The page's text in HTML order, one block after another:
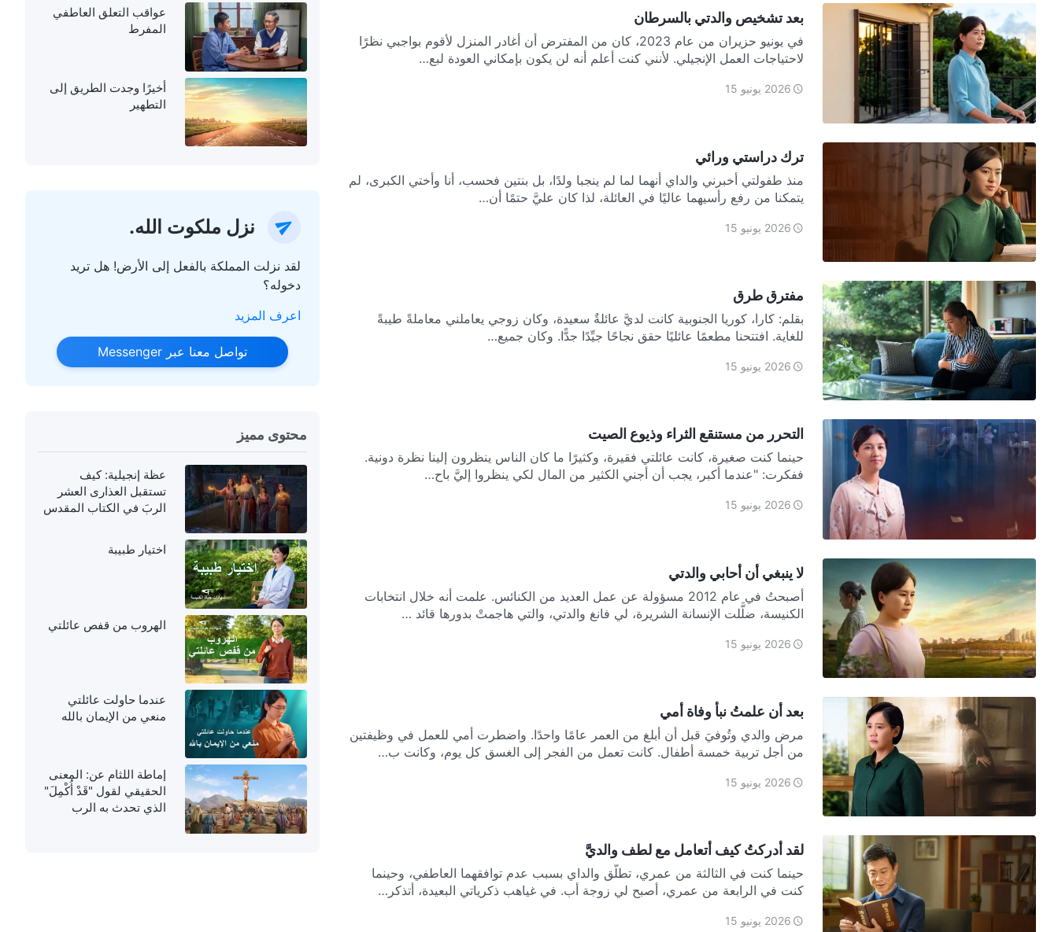
بعد تشخيص والدتي بالسرطان
في يونيو حزيران من عام 2023، كان من المفترض أن أغادر المنزل لأقوم بواجبي نظرًا
لاحتياجات العمل الإنجيلي. لأنني كنت أعلم أنه لن يكون بإمكاني العودة لبع…
2026 يونيو 15
ترك دراستي ورائي
منذ طفولتي أخبرني والداي أنهما لما لم ينجبا ولدًا، بل بنتين فحسب، أنا وأختي الكبرى، لم
يتمكنا من رفع رأسيهما عاليًا في العائلة، لذا كان عليَّ حتمًا أن…
2026 يونيو 15
مفترق طرق
بقلم: كارا، كوريا الجنوبية كانت لديَّ عائلةٌ سعيدة، وكان زوجي يعاملني معاملةً طيبةً
للغاية. افتتحنا مطعمًا عائليًا حقق نجاحًا جيِّدًا جدًّا. وكان جميع…
2026 يونيو 15
التحرر من مستنقع الثراء وذيوع الصيت
حينما كنت صغيرة، كانت عائلتي فقيرة، وكثيرًا ما كان الناس ينظرون إلينا نظرة دونية.
ففكرت: "عندما أكبر، يجب أن أجني الكثير من المال لكي ينظروا إليَّ باح…
2026 يونيو 15
لا ينبغي أن أحابي والدتي
أصبحتُ في عام 2012 مسؤولة عن عمل العديد من الكنائس. علمت أنه خلال انتخابات
الكنيسة، ضلَّلت الإنسانة الشريرة، لي فانغ والدتي، والتي هاجمتْ بدورها قائد …
2026 يونيو 15
بعد أن علمتُ نبأ وفاة أمي
مرض والدي وتُوفيَ قبل أن أبلغ من العمر عامًا واحدًا. واضطرت أمي للعمل في وظيفتين
من أجل تربية خمسة أطفال. كانت تعمل من الفجر إلى الغسق كل يوم، وكانت ب…
2026 يونيو 15
لقد أدركتُ كيف أتعامل مع لطف والديَّ
حينما كنت في الثالثة من عمري، تطلَّق والداي بسبب عدم توافقهما العاطفي، وحينما
كنت في الرابعة من عمري، أصبح لي زوجة أب. في غياهب ذكرياتي البعيدة، أتذكر…
2026 يونيو 15
عواقب التعلق العاطفي
المفرط
أخيرًا وجدت الطريق إلى
التطهير
نزل ملكوت الله.
لقد نزلت المملكة بالفعل إلى الأرض! هل تريد
دخوله؟
اعرف المزيد
تواصل معنا عبر Messenger
محتوى مميز
عظة إنجيلية: كيف
تستقبل العذارى العشر
الربَ في الكتاب المقدس
اختيار طبيبة
الهروب من قفص عائلتي
عندما حاولت عائلتي
منعي من الإيمان بالله
إماطة اللثام عن: المعنى
الحقيقي لقول "قَدْ أُكْمِلَ"
الذي تحدث به الرب